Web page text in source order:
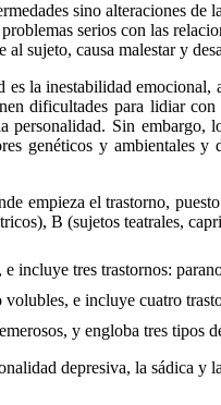
sino alteraciones
serios con las
sujeto, causa malestar y
la inestabilidad
dificultades para lidiar
personalidad. Sin
genéticos y ambientales
empieza el trastorno,
B (sujetos teatrales,
incluye tres trastornos:
e incluye cuatro
y engloba tres
depresiva, la sádica y